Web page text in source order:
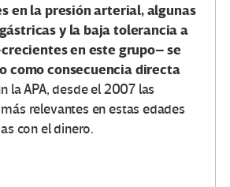
en la presión arterial, algunas
y la baja tolerancia a
en este grupo– se
como consecuencia directa
la APA, desde el 2007 las
relevantes en estas edades
con el dinero.